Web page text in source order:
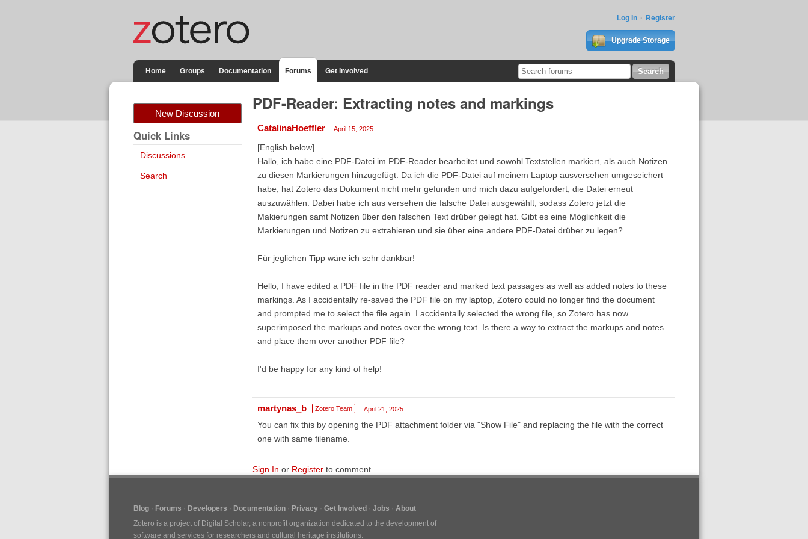
Log In Register
Upgrade Storage
Home Groups Documentation Forums Get Involved
New Discussion
Quick Links
Discussions
Search
PDF-Reader: Extracting notes and markings
CatalinaHoeffler April 15, 2025
[English below]
Hallo, ich habe eine PDF-Datei im PDF-Reader bearbeitet und sowohl Textstellen markiert, als auch Notizen
zu diesen Markierungen hinzugefügt. Da ich die PDF-Datei auf meinem Laptop ausversehen umgeseichert
habe, hat Zotero das Dokument nicht mehr gefunden und mich dazu aufgefordert, die Datei erneut
auszuwählen. Dabei habe ich aus versehen die falsche Datei ausgewählt, sodass Zotero jetzt die
Makierungen samt Notizen über den falschen Text drüber gelegt hat. Gibt es eine Möglichkeit die
Markierungen und Notizen zu extrahieren und sie über eine andere PDF-Datei drüber zu legen?
Für jeglichen Tipp wäre ich sehr dankbar!
Hello, I have edited a PDF file in the PDF reader and marked text passages as well as added notes to these
markings. As I accidentally re-saved the PDF file on my laptop, Zotero could no longer find the document
and prompted me to select the file again. I accidentally selected the wrong file, so Zotero has now
superimposed the markups and notes over the wrong text. Is there a way to extract the markups and notes
and place them over another PDF file?
I'd be happy for any kind of help!
martynas_b Zotero Team April 21, 2025
You can fix this by opening the PDF attachment folder via "Show File" and replacing the file with the correct
one with same filename.
Sign In or Registerto comment.
Blog Forums Developers Documentation Privacy Get Involved Jobs
About
Zotero is a project of Digital Scholar, a nonprofit organization dedicated to the development of
software and services for researchers and cultural heritage institutions.